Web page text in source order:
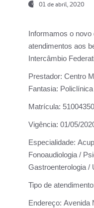
01 de abril, 2020
Informamos o
atendimentos aos
Intercâmbio
Prestador: Centro
Fantasia:
Matrícula:
Vigência: 01/05/
Especialidade:
Fonoaudiologia /
Gastroenterologia /
Tipo de
Endereço: Avenida